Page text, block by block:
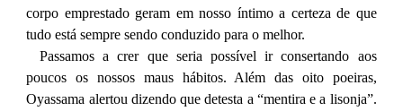
corpo emprestado geram em nosso íntimo a certeza de que
tudo está sempre sendo conduzido para o melhor.
Passamos a crer que seria possível ir consertando aos
poucos os nossos maus hábitos. Além das oito poeiras,
Oyassama alertou dizendo que detesta a “mentira e a lisonja”.